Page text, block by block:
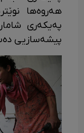
هەروەها
پەیکەری
پیشەسازیی